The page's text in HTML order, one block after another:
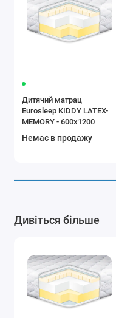
Дитячий матрац
Eurosleep KIDDY LATEX-
MEMORY - 600х1200
Немає в продажу
Дивіться більше